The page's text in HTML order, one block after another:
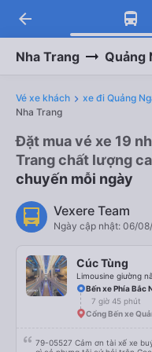
arrow_back
Nha Trang Quảng
Vé xe khách xe đi Quảng
Nha Trang
Đặt mua vé xe 19
Trang chất lượng
chuyến mỗi ngày
Vexere Team
Ngày cập nhật: 06/
Cúc Tùng
Bến xe Phía Bắc
7 giờ 45 phút
Cổng Bến xe
79-05527 Cảm ơn tài xế xe